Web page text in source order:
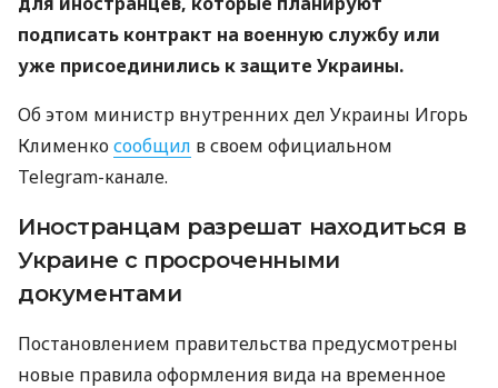
подписать контракт на военную службу или
уже присоединились к защите Украины.
Об этом министр внутренних дел Украины Игорь
Клименкосообщил в своем официальном
Telegram-канале.
Иностранцам разрешат находиться в
Украине с просроченными
документами
Постановлением правительства предусмотрены
новые правила оформления вида на временное